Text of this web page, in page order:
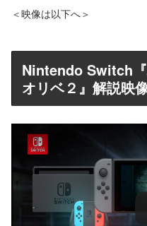
＜映像は以下へ＞
Nintendo Switch
オリベ２』解説映